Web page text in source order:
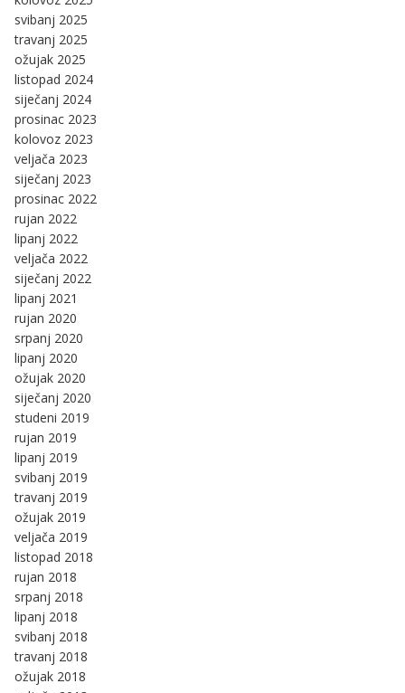
svibanj 2025
travanj 2025
ožujak 2025
listopad 2024
siječanj 2024
prosinac 2023
kolovoz 2023
veljača 2023
siječanj 2023
prosinac 2022
rujan 2022
lipanj 2022
veljača 2022
siječanj 2022
lipanj 2021
rujan 2020
srpanj 2020
lipanj 2020
ožujak 2020
siječanj 2020
studeni 2019
rujan 2019
lipanj 2019
svibanj 2019
travanj 2019
ožujak 2019
veljača 2019
listopad 2018
rujan 2018
srpanj 2018
lipanj 2018
svibanj 2018
travanj 2018
ožujak 2018